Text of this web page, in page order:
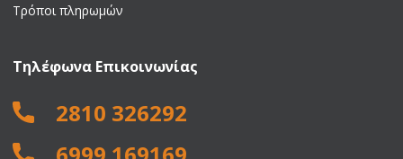
Τρόποι πληρωμών
Τηλέφωνα Επικοινωνίας
2810 326292